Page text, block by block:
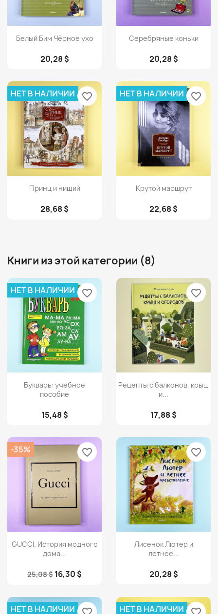
Просмотр
Белый Бим Чёрное ухо
20,28 $
Просмотр
Серебряные коньки
20,28 $
Просмотр
Принц и нищий
28,68 $
НЕТ В НАЛИЧИИ favorite_border
Просмотр
Крутой маршрут
22,68 $
НЕТ В НАЛИЧИИ favorite_border
Книги из этой категории (8)
Просмотр
Букварь: учебное
пособие
15,48 $
НЕТ В НАЛИЧИИ favorite_border
 Просмотр
Рецепты с балконов, крыш
и...
17,88 $
favorite_border
Просмотр
GUCCI. История модного
дома...
25,08 $ 16,30 $
-35% favorite_border
Просмотр
Лисенок Лютер и
летнее...
20,28 $
favorite_border
НЕТ В НАЛИЧИИ НЕТ В НАЛИЧИИ